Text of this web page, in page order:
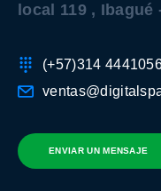
local 119 ,
(+57)314
ENVIAR UN MENSAJE